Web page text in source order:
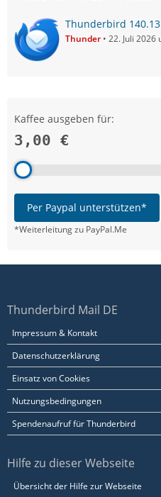
Thunderbird
Thunder 22. Juli 2026
Kaffee ausgeben für:
3,00 €
Per Paypal unterstützen*
*Weiterleitung zu PayPal.Me
Thunderbird Mail DE
Impressum & Kontakt
Datenschutzerklärung
Einsatz von Cookies
Nutzungsbedingungen
Spendenaufruf für Thunderbird
Hilfe zu dieser Webseite
Übersicht der Hilfe zur Webseite